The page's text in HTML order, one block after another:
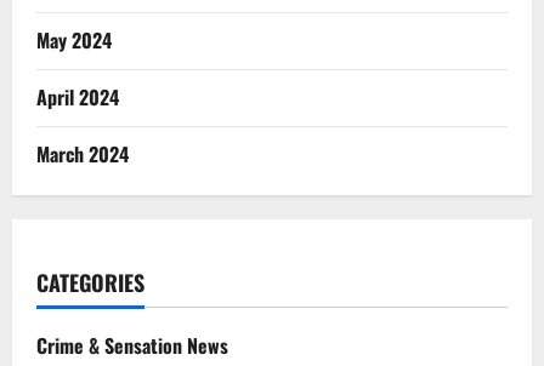
May 2024
April 2024
March 2024
CATEGORIES
Crime & Sensation News